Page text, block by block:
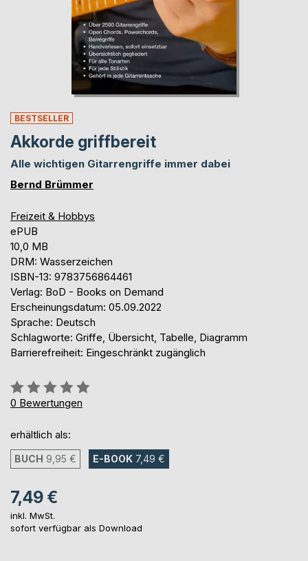
BESTSELLER
Akkorde griffbereit
Alle wichtigen Gitarrengriffe immer dabei
Bernd Brümmer
Freizeit & Hobbys
ePUB
10,0 MB
DRM: Wasserzeichen
ISBN-13: 9783756864461
Verlag: BoD - Books on Demand
Erscheinungsdatum: 05.09.2022
Sprache: Deutsch
Schlagworte: Griffe, Übersicht, Tabelle, Diagramm
Barrierefreiheit: Eingeschränkt zugänglich
Bewertung::
0%
0 Bewertungen
erhältlich als:
BUCH 9,95 € E-BOOK 7,49 €
7,49 €
inkl. MwSt.
sofort verfügbar als Download